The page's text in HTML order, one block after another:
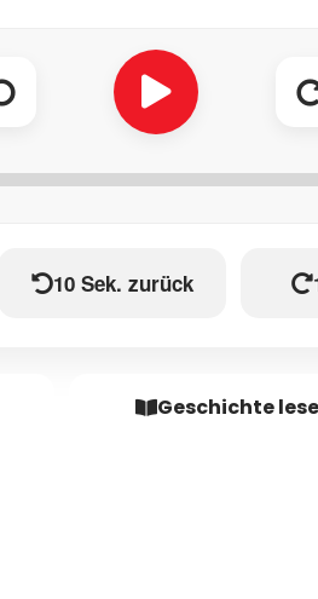
10 Sek. zurück
Geschichte